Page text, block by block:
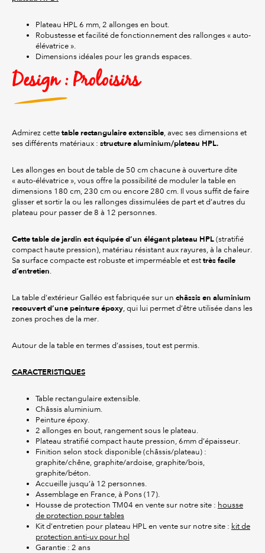
Plateau HPL 6 mm, 2 allonges en bout.
Robustesse et facilité de fonctionnement des rallonges « auto-
élévatrice ».
Dimensions idéales pour les grands espaces.
Design : Proloisirs
Admirez cette table rectangulaire extensible , avec ses dimensions et
ses différents matériaux : structure aluminium/plateau HPL.
Les allonges en bout de table de 50 cm chacune à ouverture dite
« auto-élévatrice », vous offre la possibilité de moduler la table en
dimensions 180 cm, 230 cm ou encore 280 cm. Il vous suffit de faire
glisser et sortir la ou les rallonges dissimulées de part et d’autres du
plateau pour passer de 8 à 12 personnes.
Cette table de jardin est équipée d’un élégant plateau HPL (stratifié
compact haute pression), matériau résistant aux rayures, à la chaleur.
Sa surface compacte est robuste et imperméable et est très facile
d’entretien
La table d’extérieur Galléo est fabriquée sur un châssis en aluminium
recouvert d’une peinture époxy , qui lui permet d’être utilisée dans les
zones proches de la mer.
Autour de la table en termes d’assises, tout est permis.
CARACTERISTIQUES
Table rectangulaire extensible.
Châssis aluminium.
Peinture époxy.
2 allonges en bout, rangement sous le plateau.
Plateau stratifié compact haute pression, 6mm d’épaisseur.
Finition selon stock disponible (châssis/plateau) :
graphite/chêne, graphite/ardoise, graphite/bois,
graphite/béton.
Accueille jusqu’à 12 personnes.
Assemblage en France, à Pons (17).
Housse de protection TM04 en vente sur notre site : housse
de protection pour tables
Kit d’entretien pour plateau HPL en vente sur notre site : kit de
protection anti-uv pour hpl
Garantie : 2 ans